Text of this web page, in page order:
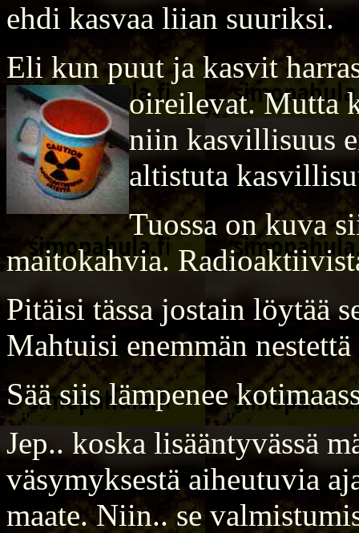
ehdi kasvaa liian suuriksi.
Eli kun puut ja kasvit
oireilevat. Mutta
niin kasvillisuus
altistuta
Tuossa on kuva
maitokahvia.
Pitäisi tässa jostain löytää
Mahtuisi enemmän
Sää siis lämpenee
Jep.. koska lisääntyvässä
väsymyksestä aiheutuvia
maate. Niin.. se